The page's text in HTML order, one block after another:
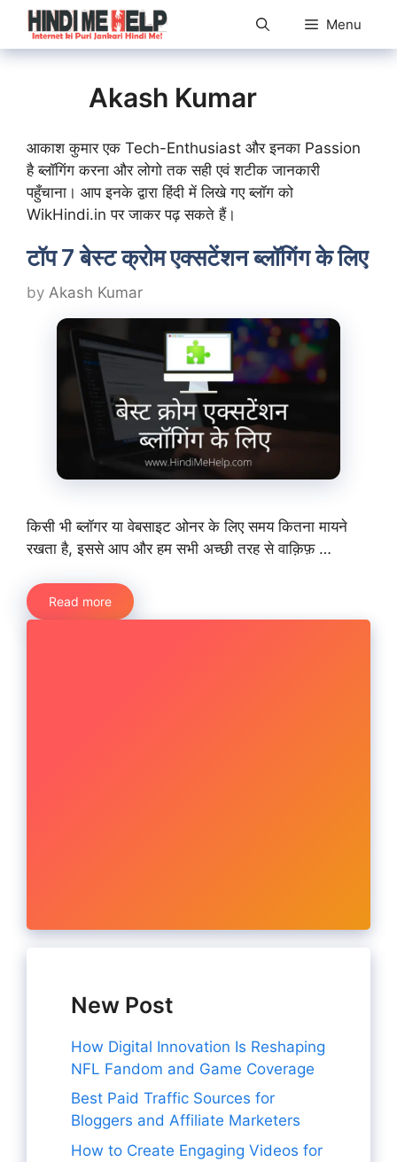
Skip
content
Menu
Akash Kumar
आकाश कुमार एक Tech-Enthusiast और इनका Passion
है ब्लॉगिंग करना और लोगो तक सही एवं शटीक जानकारी
पहुँचाना। आप इनके द्वारा हिंदी में लिखे गए ब्लॉग को
WikHindi.in पर जाकर पढ़ सकते हैं।
टॉप 7 बेस्ट क्रोम एक्सटेंशन ब्लॉगिंग के लिए
by Akash Kumar
किसी भी ब्लॉगर या वेबसाइट ओनर के लिए समय कितना मायने
रखता है, इससे आप और हम सभी अच्छी तरह से वाक़िफ़ …
Read more
New Post
How Digital Innovation Is Reshaping
NFL Fandom and Game Coverage
Best Paid Traffic Sources for
Bloggers and Affiliate Marketers
How to Create Engaging Videos for